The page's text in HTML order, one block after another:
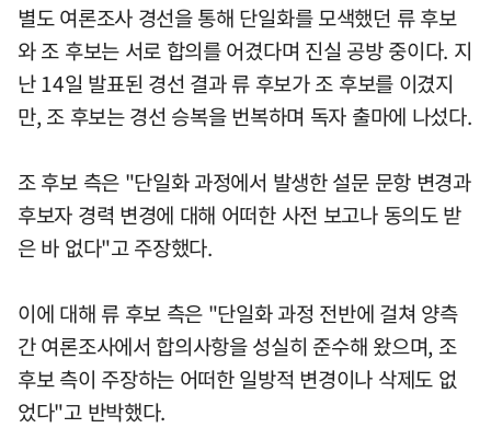
별도 여론조사 경선을 통해 단일화를 모색했던 류 후보
와 조 후보는 서로 합의를 어겼다며 진실 공방 중이다. 지
난 14일 발표된 경선 결과 류 후보가 조 후보를 이겼지
만, 조 후보는 경선 승복을 번복하며 독자 출마에 나섰다.
조 후보 측은 "단일화 과정에서 발생한 설문 문항 변경과
후보자 경력 변경에 대해 어떠한 사전 보고나 동의도 받
은 바 없다"고 주장했다.
이에 대해 류 후보 측은 "단일화 과정 전반에 걸쳐 양측
간 여론조사에서 합의사항을 성실히 준수해 왔으며, 조
후보 측이 주장하는 어떠한 일방적 변경이나 삭제도 없
었다"고 반박했다.